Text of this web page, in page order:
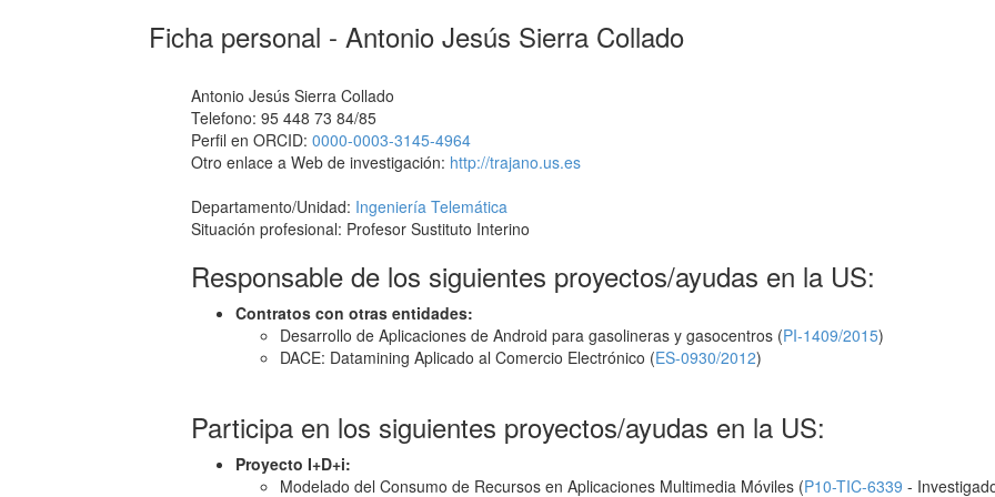
Ficha personal - Antonio Jesús Sierra Collado
Antonio Jesús Sierra Collado
Telefono: 95 448 73 84/85
Perfil en ORCID:0000-0003-3145-4964
Otro enlace a Web de investigación: http://trajano.us.es
Departamento/Unidad: Ingeniería Telemática
Situación profesional: Profesor Sustituto Interino
Responsable de los siguientes proyectos/ayudas en la US:
Contratos con otras entidades:
Desarrollo de Aplicaciones de Android para gasolineras y gasocentros (PI-1409/2015)
DACE: Datamining Aplicado al Comercio Electrónico (ES-0930/2012)
Participa en los siguientes proyectos/ayudas en la US:
Proyecto I+D+i:
Modelado del Consumo de Recursos en Aplicaciones Multimedia Móviles (P10-TIC-6339 -